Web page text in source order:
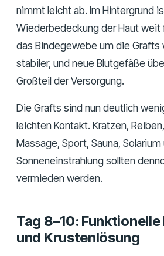
nimmt leicht ab. Im Hintergrund
Wiederbedeckung der Haut
das Bindegewebe um die Grafts
stabiler, und neue Blutgefäße
Großteil der Versorgung.
Die Grafts sind nun deutlich
leichten Kontakt. Kratzen,
Massage, Sport, Sauna,
Sonneneinstrahlung sollten
vermieden werden.
Tag 8–10:
und Krustenlösung